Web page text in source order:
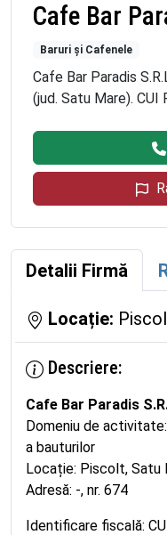
Cafe Bar
Baruri și Cafenele
Cafe Bar Paradis
(jud. Satu Mare).
Detalii Firmă
Locație:
Descriere:
Cafe Bar Paradis
Domeniu de
a bauturilor
Locație: Piscolt, Satu
Adresă: -, nr. 674
Identificare fiscală: